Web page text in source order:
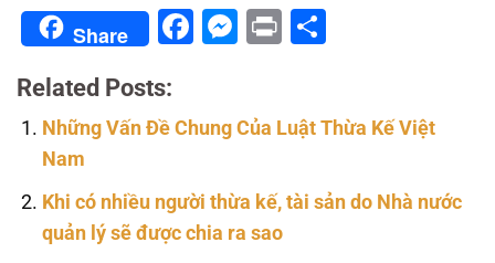
Share Facebook
Messenger
Print
Related Posts:
Những Vấn Đề Chung Của Luật Thừa Kế Việt
Nam
Khi có nhiều người thừa kế, tài sản do Nhà nước
quản lý sẽ được chia ra sao